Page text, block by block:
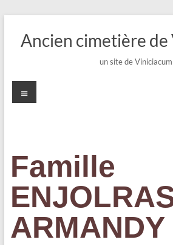
Ancien cimetière de
un site de Viniciacum
Famille
ARMANDY